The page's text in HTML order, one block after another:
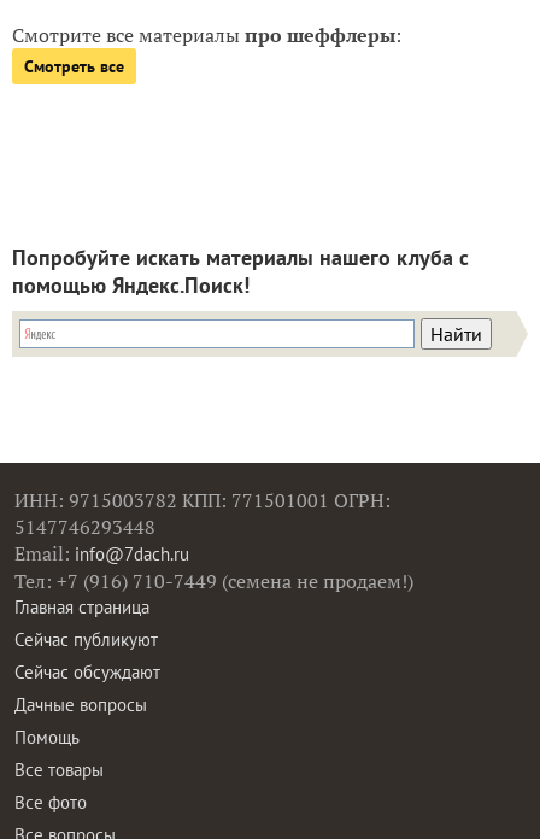
Смотрите все материалыпро шеффлеры:
Смотреть все
Попробуйте искать материалы нашего клуба с
помощью Яндекс.Поиск!
ИНН: 9715003782 КПП: 771501001 ОГРН:
5147746293448
Email: info@7dach.ru
Тел: +7 (916) 710-7449 (семена не продаем!)
Главная страница
Сейчас публикуют
Сейчас обсуждают
Дачные вопросы
Помощь
Все товары
Все фото